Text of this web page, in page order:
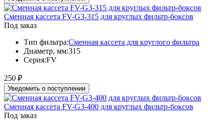
Сменная кассета FV-G3-315 для круглых фильтр-боксов
Под заказ
Тип фильтра:Сменная кассета для круглого фильтра
Диаметр, мм:315
Серия:FV
250 ₽
Уведомить о поступлении
Сменная кассета FV-G3-400 для круглых фильтр-боксов
Под заказ